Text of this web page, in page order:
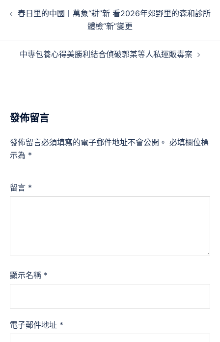
章
春日里的中國丨萬象“耕”新 看2026年郊野里的森和診所
體檢“新”變更
中專包養心得美勝利結合偵破郭某等人私運販毒案
發佈留言
發佈留言必須填寫的電子郵件地址不會公開。 必填欄位標
示為 *
留言 *
顯示名稱 *
電子郵件地址 *